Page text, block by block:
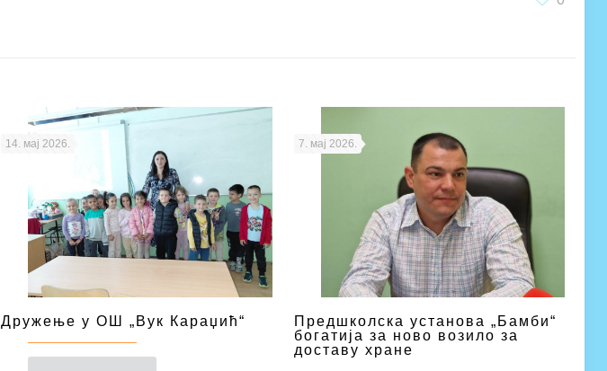
14. мај 2026.
Дружење у ОШ „Вук Караџић“
7. мај 2026.
Предшколска установа „Бамби“
богатија за ново возило за
доставу хране